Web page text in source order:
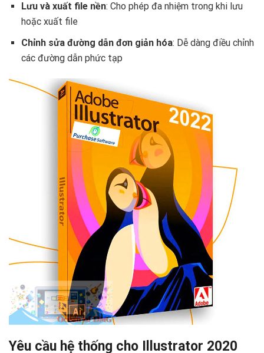
Lưu và xuất file nền: Cho phép đa nhiệm trong khi lưu
hoặc xuất file
Chỉnh sửa đường dẫn đơn giản hóa: Dễ dàng điều chỉnh
các đường dẫn phức tạp
Yêu cầu hệ thống cho Illustrator 2020